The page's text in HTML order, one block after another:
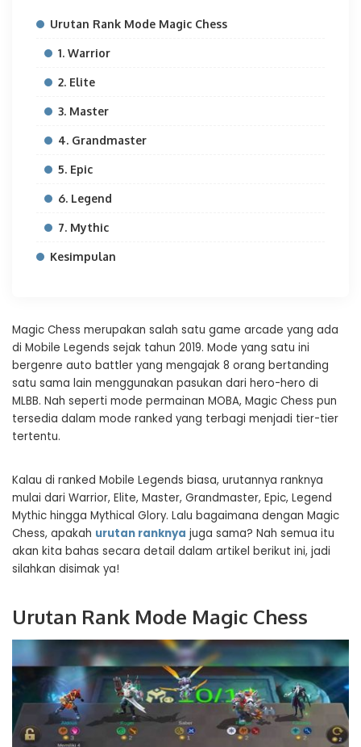
Urutan Rank Mode Magic Chess
1. Warrior
2. Elite
3. Master
4. Grandmaster
5. Epic
6. Legend
7. Mythic
Kesimpulan
Magic Chess merupakan salah satu game arcade yang ada
di Mobile Legends sejak tahun 2019. Mode yang satu ini
bergenre auto battler yang mengajak 8 orang bertanding
satu sama lain menggunakan pasukan dari hero-hero di
MLBB. Nah seperti mode permainan MOBA, Magic Chess pun
tersedia dalam mode ranked yang terbagi menjadi tier-tier
tertentu.
Kalau di ranked Mobile Legends biasa, urutannya ranknya
mulai dari Warrior, Elite, Master, Grandmaster, Epic, Legend
Mythic hingga Mythical Glory. Lalu bagaimana dengan Magic
Chess, apakah urutan ranknya juga sama? Nah semua itu
akan kita bahas secara detail dalam artikel berikut ini, jadi
silahkan disimak ya!
Urutan Rank Mode Magic Chess